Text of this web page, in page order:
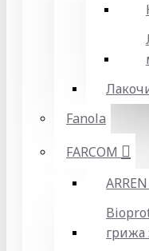
Fanola
FARCOM
грижа